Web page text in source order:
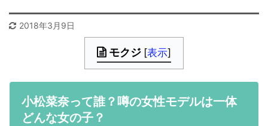
2018年3月9日
モクジ [表示]
小松菜奈って誰？噂の女性モデルは一体
どんな女の子？